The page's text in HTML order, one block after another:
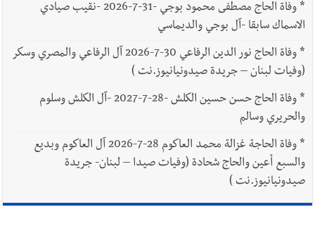
*
وفاة الحاج مصطفى محمود بوجي -31-7-2026 -نقيب صيادي
الاسماك سابقا -آل بوجي والديماسي
*
وفاة الحاج نور الدين الرفاعي 30-7-2026 آل الرفاعي والمصري وسكر
(وفيات لبنان – جريدة صيدونيانيوز.نت )
*
وفاة الحاج حسن حسين الكلش -28-7-2027 -آل الكلش وسلوم
والحريري وسالم
*
وفاة الحاجة غزالة محمد العاكوم 28-7-2026 آل العاكوم وبديع
والسبع أعين والحاج شحادة (وفيات صيدا – لبنان- جريدة
صيدونيانيوز.نت )